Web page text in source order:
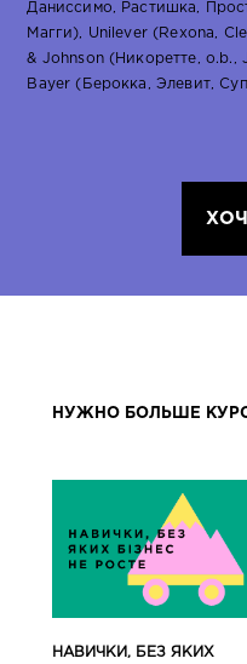
Даниссимо, Растишка,
Магги), Unilever (Rexona,
& Johnson (Никоретте, o.b.,
Bayer (Берокка, Элевит,
НУЖНО БОЛЬШЕ
НАВИЧКИ, БЕЗ ЯКИХ